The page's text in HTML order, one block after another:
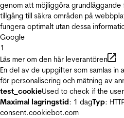
genom att möjliggöra
tillgång till säkra områden på
fungera optimalt utan dessa
Google
1
Läs mer om den här leverantören
En del av de uppgifter som samlas
för personalisering och mätning av
test_cookieUsed to check if the
Maximal lagringstid: 1 dagTyp:
consent.cookiebot.com